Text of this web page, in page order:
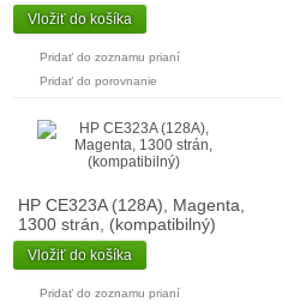
Vložiť do košíka
Pridať do zoznamu prianí
Pridať do porovnanie
HP CE323A (128A), Magenta,
1300 strán, (kompatibilný)
Vložiť do košíka
Pridať do zoznamu prianí